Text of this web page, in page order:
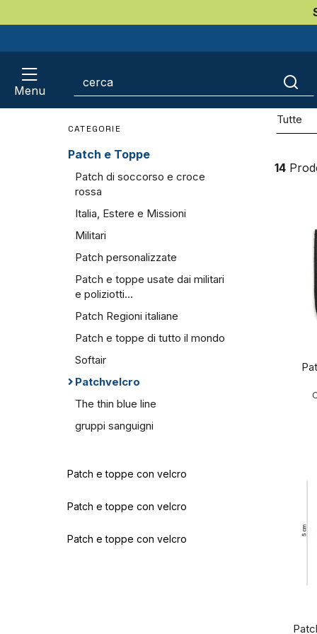
Menu
CATEGORIE
Patch e Toppe
Patch di soccorso e croce
rossa
Italia, Estere e Missioni
Militari
Patch personalizzate
Patch e toppe usate dai militari
e poliziotti...
Patch Regioni italiane
Patch e toppe di tutto il mondo
Softair
Patchvelcro
The thin blue line
gruppi sanguigni
Patch e toppe con velcro
Patch e toppe con velcro
Patch e toppe con velcro
Marche
Tutte
14